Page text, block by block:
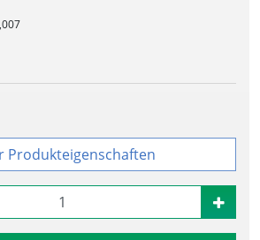
Produkteigenschaften